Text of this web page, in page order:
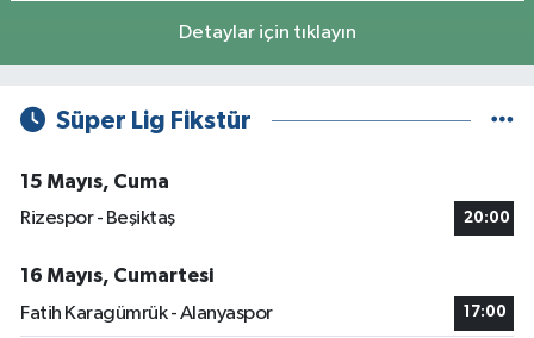
Detaylar için tıklayın
Süper Lig Fikstür
15 Mayıs, Cuma
Rizespor - Beşiktaş
20:00
16 Mayıs, Cumartesi
Fatih Karagümrük - Alanyaspor
17:00